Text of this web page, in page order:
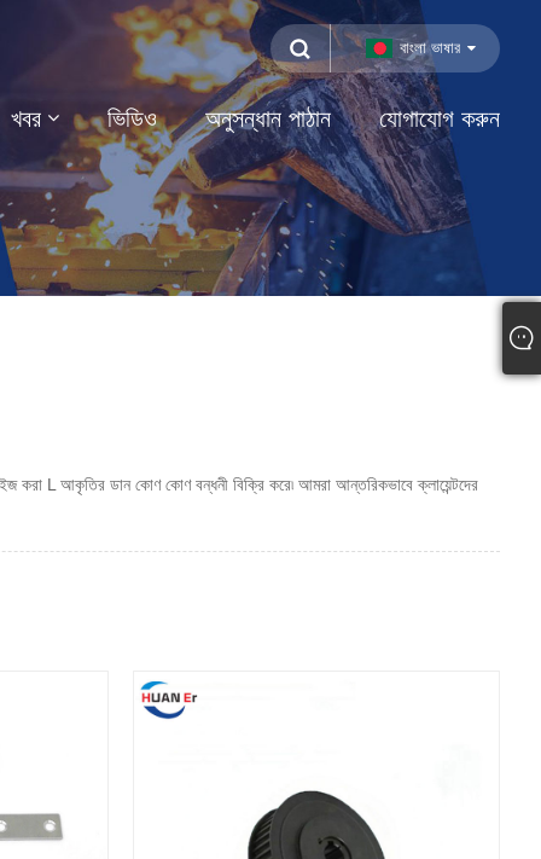
বাংলা ভাষার
খবর ভিডিও অনুসন্ধান পাঠান যোগাযোগ করুন
করা L আকৃতির ডান কোণ কোণ বন্ধনী বিক্রি করে৷ আমরা আন্তরিকভাবে ক্লায়েন্টদের